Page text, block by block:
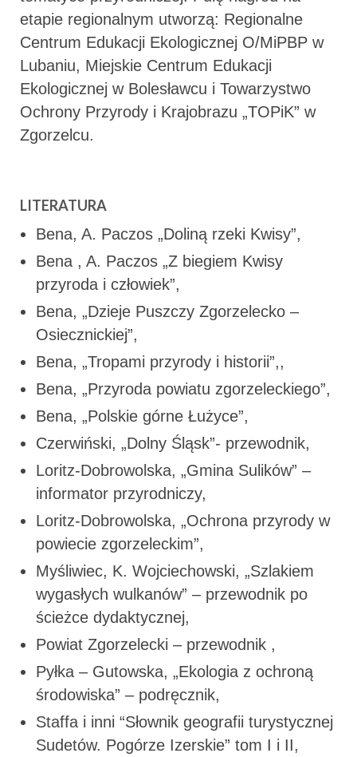
etapie regionalnym utworzą: Regionalne
Centrum Edukacji Ekologicznej O/MiPBP w
Lubaniu, Miejskie Centrum Edukacji
Ekologicznej w Bolesławcu i Towarzystwo
Ochrony Przyrody i Krajobrazu „TOPiK” w
Zgorzelcu.
LITERATURA
Bena, A. Paczos „Doliną rzeki Kwisy”,
Bena , A. Paczos „Z biegiem Kwisy
przyroda i człowiek”,
Bena, „Dzieje Puszczy Zgorzelecko –
Osiecznickiej”,
Bena, „Tropami przyrody i historii”,,
Bena, „Przyroda powiatu zgorzeleckiego”,
Bena, „Polskie górne Łużyce”,
Czerwiński, „Dolny Śląsk”- przewodnik,
Loritz-Dobrowolska, „Gmina Sulików” –
informator przyrodniczy,
Loritz-Dobrowolska, „Ochrona przyrody w
powiecie zgorzeleckim”,
Myśliwiec, K. Wojciechowski, „Szlakiem
wygasłych wulkanów” – przewodnik po
ścieżce dydaktycznej,
Powiat Zgorzelecki – przewodnik ,
Pyłka – Gutowska, „Ekologia z ochroną
środowiska” – podręcznik,
Staffa i inni “Słownik geografii turystycznej
Sudetów. Pogórze Izerskie” tom I i II,